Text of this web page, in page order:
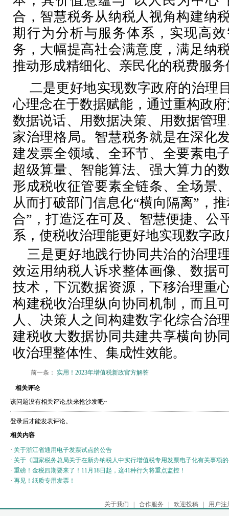
合，智慧税务从纳税人视角构建纳
期行为分析与服务体系，实现高
务，大幅提高社会满意度，满足纳
推动形成精细化、亲民化的税费服务
二是更好地实现数字政府的治理
心理念在于数据赋能，通过重构政
数据说话、用数据决策、用数据管
家治理格局。智慧税务就是在深化
建发票全领域、全环节、全要素电
超级算量、智能算法、强大算力的
形成税收征管要素全链条、全场景
从而打破部门信息化“横向隔离”，
合”，打造泛在可及、智慧便捷、公
系，使税收治理能更好地实现数字
三是更好地践行协同共治的治理
效运用纳税人诉求整体画像、数据
技术，下沉数据资源，下移治理重
构建税收治理纵向协同机制，而且
人、决策人之间构建数字化综合治
建税收大数据协同共建共享横向协
收治理整体性、集成性效能。
前一条： 实用！2023年增值税新政官方解答
相关评论
该问题没有相关评论,快来抢沙发吧~
登录后才能发表评论。
相关内容
· 关于浙江省通用电子发票试点的公告
· 关于《国家税务总局关于在新办纳税人中实行增值税专用发票电子化有关事项
· 重磅！金税四期要来了！11月18日起，这41种行为将重点监控！
· 再见！纸质专用发票！
关于我们 | 合作服务 | 欢迎投稿 | 用户注